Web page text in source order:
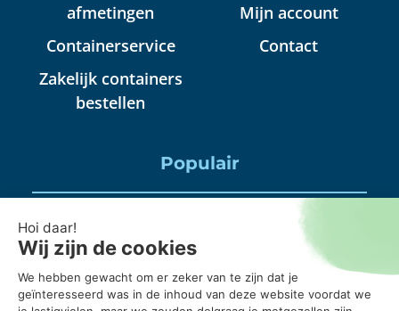
afmetingen
Containerservice
Zakelijk containers
bestellen
Mijn account
Contact
Populair
Huisraad container huren
Puinbak huren, mag daar alles in?